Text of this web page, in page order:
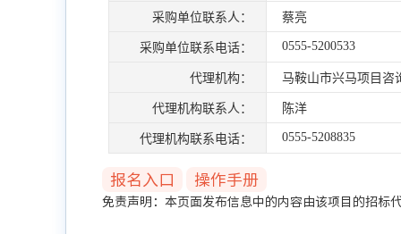
采购单位联系人： 蔡亮
采购单位联系电话： 0555-5200533
代理机构： 马鞍山市兴马项目咨
代理机构联系人： 陈洋
代理机构联系电话： 0555-5208835
报名入口 操作手册
免责声明：本页面发布信息中的内容由该项目的招标